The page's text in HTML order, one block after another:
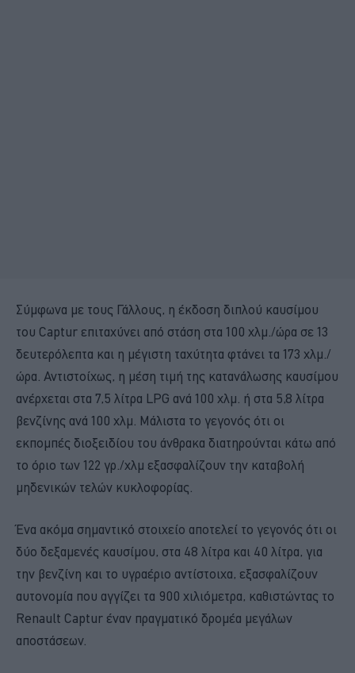
Σύμφωνα με τους Γάλλους, η έκδοση διπλού καυσίμου
του Captur επιταχύνει από στάση στα 100 χλμ./ώρα σε 13
δευτερόλεπτα και η μέγιστη ταχύτητα φτάνει τα 173 χλμ./
ώρα. Αντιστοίχως, η μέση τιμή της κατανάλωσης καυσίμου
ανέρχεται στα 7,5 λίτρα LPG ανά 100 χλμ. ή στα 5,8 λίτρα
βενζίνης ανά 100 χλμ. Μάλιστα το γεγονός ότι οι
εκπομπές διοξειδίου του άνθρακα διατηρούνται κάτω από
το όριο των 122 γρ./χλμ εξασφαλίζουν την καταβολή
μηδενικών τελών κυκλοφορίας.
Ένα ακόμα σημαντικό στοιχείο αποτελεί το γεγονός ότι οι
δύο δεξαμενές καυσίμου, στα 48 λίτρα και 40 λίτρα, για
την βενζίνη και το υγραέριο αντίστοιχα, εξασφαλίζουν
αυτονομία που αγγίζει τα 900 χιλιόμετρα, καθιστώντας το
Renault Captur έναν πραγματικό δρομέα μεγάλων
αποστάσεων.